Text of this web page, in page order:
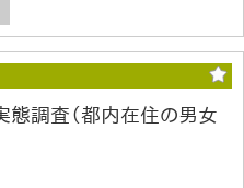
態調査（都内在住の男女